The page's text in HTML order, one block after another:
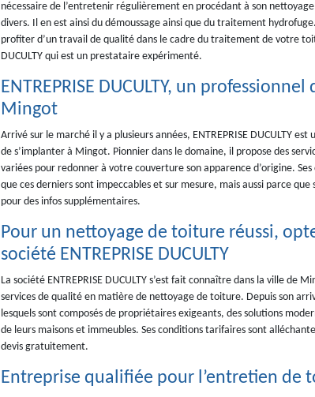
nécessaire de l’entretenir régulièrement en procédant à son
divers. Il en est ainsi du démoussage ainsi que du traitement
profiter d’un travail de qualité dans le cadre du traitement de votre
DUCULTY qui est un prestataire expérimenté.
ENTREPRISE DUCULTY, un
Mingot
Arrivé sur le marché il y a plusieurs années, ENTREPRISE DUCULTY
de s’implanter à Mingot. Pionnier dans le domaine, il propose des
variées pour redonner à votre couverture son apparence d’origine.
que ces derniers sont impeccables et sur mesure, mais aussi parce
pour des infos supplémentaires.
Pour un nettoyage de toiture réussi,
société ENTREPRISE DUCULTY
La société ENTREPRISE DUCULTY s’est fait connaître dans la ville de
services de qualité en matière de nettoyage de toiture. Depuis son
lesquels sont composés de propriétaires exigeants, des solutions
de leurs maisons et immeubles. Ses conditions tarifaires sont
devis gratuitement.
Entreprise qualifiée pour l’entretien de